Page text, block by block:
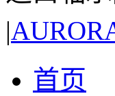
|
首页